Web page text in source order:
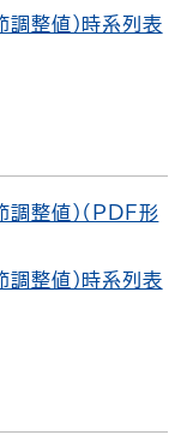
調整値）時系列表
調整値）（PDF形
調整値）時系列表